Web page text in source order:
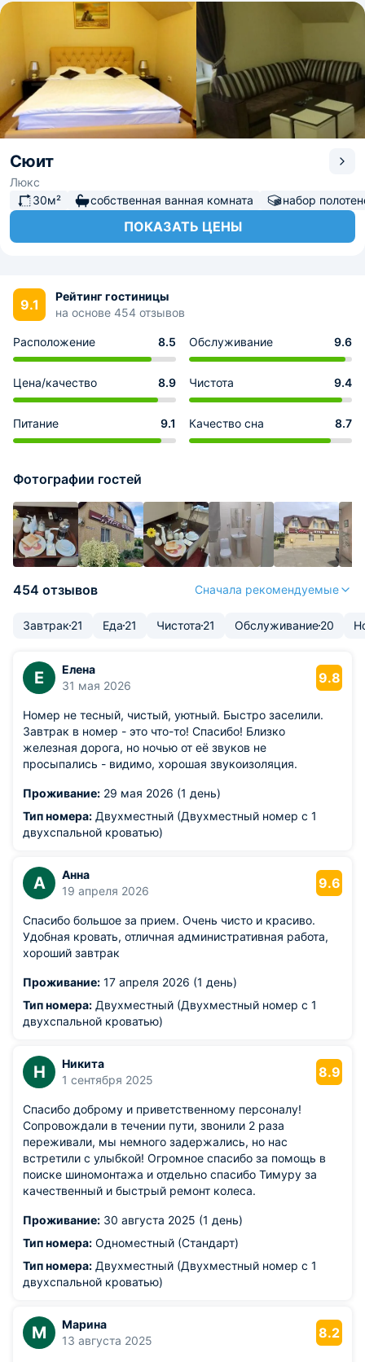
Сюит
Люкс
30м²
собственная ванная комната набор
ПОКАЗАТЬ ЦЕНЫ
9.1
Рейтинг гостиницы
на основе 454 отзывов
Расположение 8.5 Обслуживание 9.6
Цена/качество 8.9 Чистота 9.4
Питание 9.1 Качество сна 8.7
Фотографии гостей
454 отзывов Сначала рекомендуемые
Завтрак 21 Еда 21 Чистота 21 Обслуживание20
Е
Елена
31 мая 2026
9.8
Номер не тесный, чистый, уютный. Быстро заселили.
Завтрак в номер - это что-то! Спасибо! Близко
железная дорога, но ночью от её звуков не
просыпались - видимо, хорошая звукоизоляция.
Проживание: 29 мая 2026 (1 день)
Тип номера: Двухместный (Двухместный номер с 1
двухспальной кроватью)
А
Анна
19 апреля 2026
9.6
Спасибо большое за прием. Очень чисто и красиво.
Удобная кровать, отличная административная работа,
хороший завтрак
Проживание: 17 апреля 2026 (1 день)
Тип номера: Двухместный (Двухместный номер с 1
двухспальной кроватью)
Н
Никита
1 сентября 2025
8.9
Спасибо доброму и приветственному персоналу!
Сопровождали в течении пути, звонили 2 раза
переживали, мы немного задержались, но нас
встретили с улыбкой! Огромное спасибо за помощь в
поиске шиномонтажа и отдельно спасибо Тимуру за
качественный и быстрый ремонт колеса.
Проживание: 30 августа 2025 (1 день)
Тип номера: Одноместный (Стандарт)
Тип номера: Двухместный (Двухместный номер с 1
двухспальной кроватью)
М
Марина
13 августа 2025
8.2